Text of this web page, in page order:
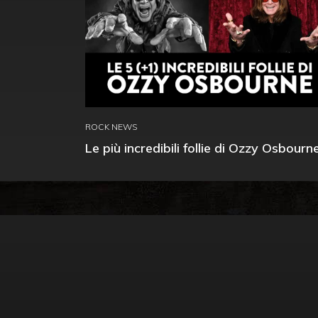
ROCK NEWS
Le più incredibili follie di Ozzy